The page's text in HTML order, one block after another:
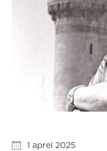
1 aprel 2025